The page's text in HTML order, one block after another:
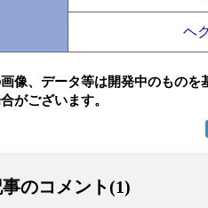
ヘ
像、データ等は開発中のものを
がございます。
のコメント(1)